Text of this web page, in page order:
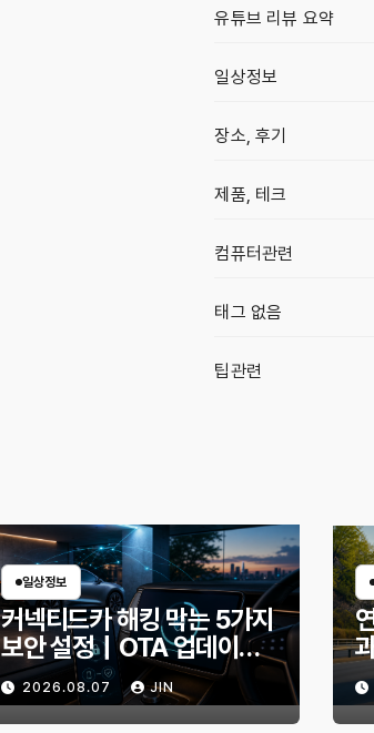
유튜브 리뷰 요약
일상정보
장소, 후기
제품, 테크
컴퓨터관련
태그 없음
팁관련
일상정보
커넥티드카 해킹 막는 5가지
보안 설정｜OTA 업데이트
부터 디지털 키까지, 지금 확
인할 것은?
2026.08.07 JIN